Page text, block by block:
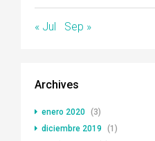
« Jul Sep »
Archives
enero 2020 (3)
diciembre 2019
(1)